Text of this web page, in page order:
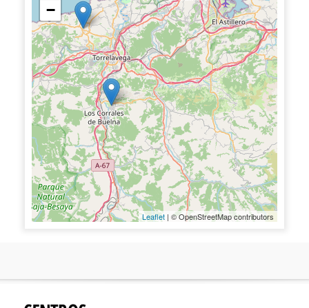
−
Leaflet | © OpenStreetMap contributors